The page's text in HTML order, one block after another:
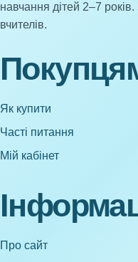
навчання дітей 2–7
вчителів.
Як купити
Часті питання
Мій кабінет
Про сайт